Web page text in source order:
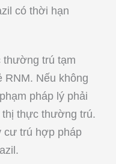
có thời hạn
thường trú tạm
RNM. Nếu không
pháp lý phải
thị thực thường trú.
cư trú hợp pháp